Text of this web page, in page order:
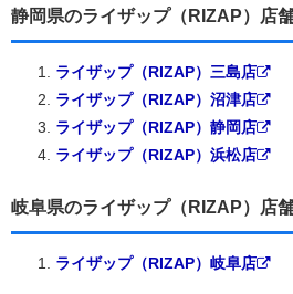
静岡県のライザップ（RIZAP）店
ライザップ（RIZAP）三島店
ライザップ（RIZAP）沼津店
ライザップ（RIZAP）静岡店
ライザップ（RIZAP）浜松店
岐阜県のライザップ（RIZAP）店
ライザップ（RIZAP）岐阜店